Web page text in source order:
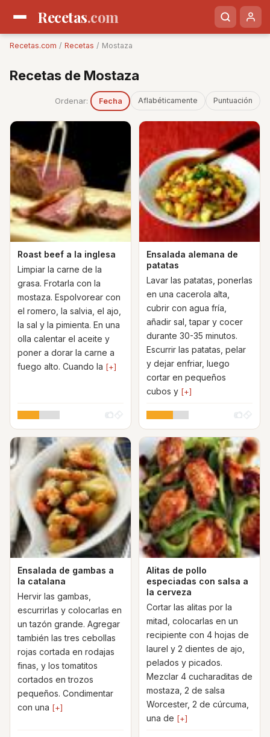
Recetas.com
Recetas.com / Recetas / Mostaza
Recetas de Mostaza
Ordenar: Fecha Aflabéticamente Puntuación
Roast beef a la inglesa
Limpiar la carne de la
grasa. Frotarla con la
mostaza. Espolvorear con
el romero, la salvia, el ajo,
la sal y la pimienta. En una
olla calentar el aceite y
poner a dorar la carne a
fuego alto. Cuando la [+]
Ensalada alemana de
patatas
Lavar las patatas, ponerlas
en una cacerola alta,
cubrir con agua fría,
añadir sal, tapar y cocer
durante 30-35 minutos.
Escurrir las patatas, pelar
y dejar enfriar, luego
cortar en pequeños
cubos y [+]
Ensalada de gambas a
la catalana
Hervir las gambas,
escurrirlas y colocarlas en
un tazón grande. Agregar
también las tres cebollas
rojas cortada en rodajas
finas, y los tomatitos
cortados en trozos
pequeños. Condimentar
con una [+]
Alitas de pollo
especiadas con salsa a
la cerveza
Cortar las alitas por la
mitad, colocarlas en un
recipiente con 4 hojas de
laurel y 2 dientes de ajo,
pelados y picados.
Mezclar 4 cucharaditas de
mostaza, 2 de salsa
Worcester, 2 de cúrcuma,
una de [+]